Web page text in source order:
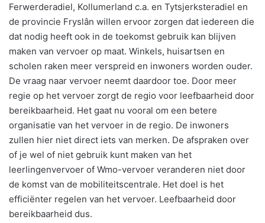
Ferwerderadiel, Kollumerland c.a. en Tytsjerksteradiel en
de provincie Fryslân willen ervoor zorgen dat iedereen die
dat nodig heeft ook in de toekomst gebruik kan blijven
maken van vervoer op maat. Winkels, huisartsen en
scholen raken meer verspreid en inwoners worden ouder.
De vraag naar vervoer neemt daardoor toe. Door meer
regie op het vervoer zorgt de regio voor leefbaarheid door
bereikbaarheid. Het gaat nu vooral om een betere
organisatie van het vervoer in de regio. De inwoners
zullen hier niet direct iets van merken. De afspraken over
of je wel of niet gebruik kunt maken van het
leerlingenvervoer of Wmo-vervoer veranderen niet door
de komst van de mobiliteitscentrale. Het doel is het
efficiënter regelen van het vervoer. Leefbaarheid door
bereikbaarheid dus.